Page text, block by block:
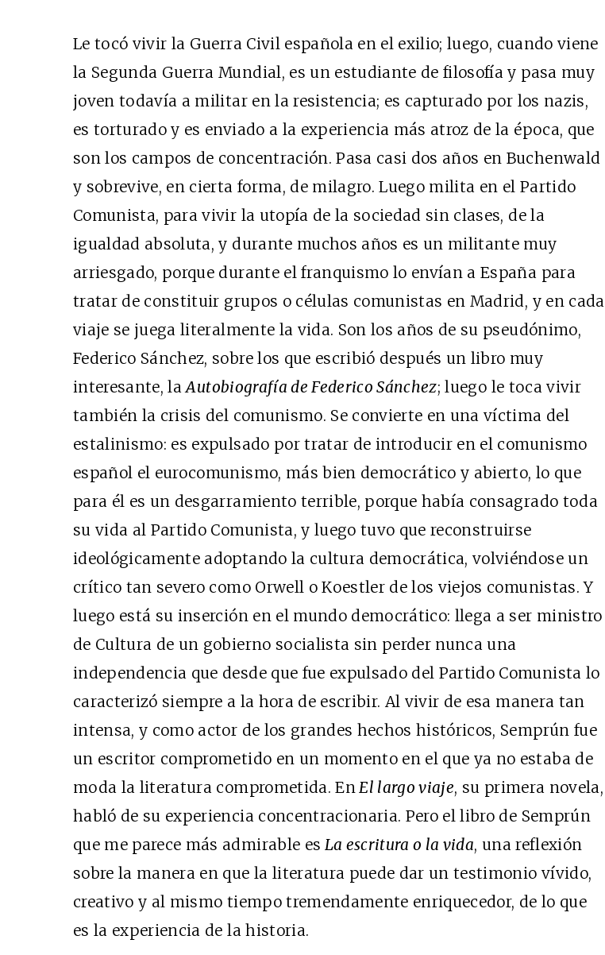
Le tocó vivir la Guerra Civil española en el exilio; luego, cuando viene
la Segunda Guerra Mundial, es un estudiante de filosofía y pasa muy
joven todavía a militar en la resistencia; es capturado por los nazis,
es torturado y es enviado a la experiencia más atroz de la época, que
son los campos de concentración. Pasa casi dos años en Buchenwald
y sobrevive, en cierta forma, de milagro. Luego milita en el Partido
Comunista, para vivir la utopía de la sociedad sin clases, de la
igualdad absoluta, y durante muchos años es un militante muy
arriesgado, porque durante el franquismo lo envían a España para
tratar de constituir grupos o células comunistas en Madrid, y en cada
viaje se juega literalmente la vida. Son los años de su pseudónimo,
Federico Sánchez, sobre los que escribió después un libro muy
interesante, laAutobiografía de Federico Sánchez; luego le toca vivir
también la crisis del comunismo. Se convierte en una víctima del
estalinismo: es expulsado por tratar de introducir en el comunismo
español el eurocomunismo, más bien democrático y abierto, lo que
para él es un desgarramiento terrible, porque había consagrado toda
su vida al Partido Comunista, y luego tuvo que reconstruirse
ideológicamente adoptando la cultura democrática, volviéndose un
crítico tan severo como Orwell o Koestler de los viejos comunistas. Y
luego está su inserción en el mundo democrático: llega a ser ministro
de Cultura de un gobierno socialista sin perder nunca una
independencia que desde que fue expulsado del Partido Comunista lo
caracterizó siempre a la hora de escribir. Al vivir de esa manera tan
intensa, y como actor de los grandes hechos históricos, Semprún fue
un escritor comprometido en un momento en el que ya no estaba de
moda la literatura comprometida. EnEl largo viaje, su primera novela,
habló de su experiencia concentracionaria. Pero el libro de Semprún
que me parece más admirable es La escritura o la vida, una reflexión
sobre la manera en que la literatura puede dar un testimonio vívido,
creativo y al mismo tiempo tremendamente enriquecedor, de lo que
es la experiencia de la historia.